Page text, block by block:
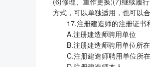
方式，可以单独适用，也可以合
17.注册建造师的注册证书
A.注册建造师聘用单位
B.注册建造师聘用单位所
C.注册建造师聘用单位所